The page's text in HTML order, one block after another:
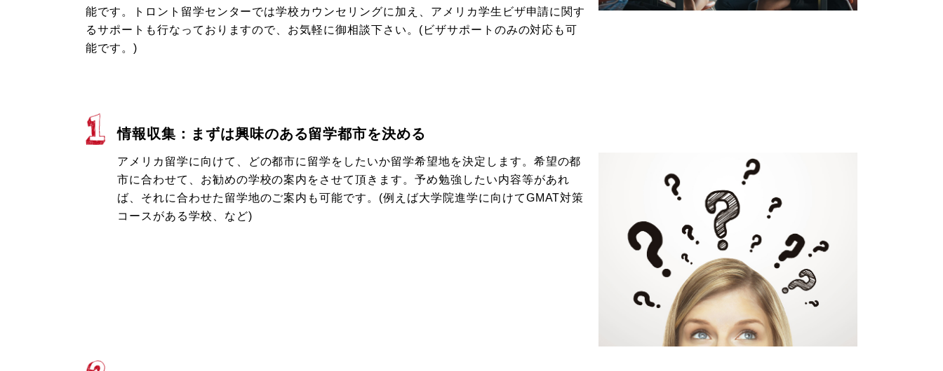
能です。トロント留学センターでは学校カウンセリングに加え、アメリカ学生ビザ申請に関す
るサポートも行なっておりますので、お気軽に御相談下さい。(ビザサポートのみの対応も可
能です。)
情報収集：まずは興味のある留学都市を決める
アメリカ留学に向けて、どの都市に留学をしたいか留学希望地を決定します。希望の都
市に合わせて、お勧めの学校の案内をさせて頂きます。予め勉強したい内容等があれ
ば、それに合わせた留学地のご案内も可能です。(例えば大学院進学に向けてGMAT対策
コースがある学校、など)